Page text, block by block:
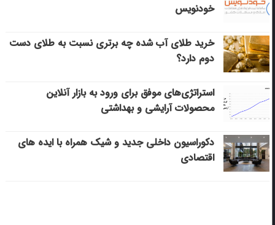
خودنویس
خرید طلای آب شده چه برتری نسبت به طلای دست
دوم دارد؟
استراتژی‌های موفق برای ورود به بازار آنلاین
محصولات آرایشی و بهداشتی
دکوراسیون داخلی جدید و شیک همراه با ایده های
اقتصادی